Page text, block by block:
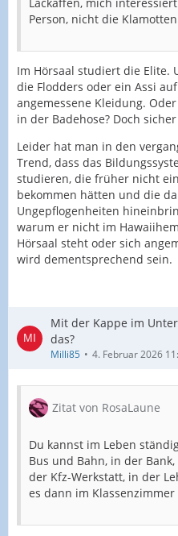
Person, nicht die
Im Hörsaal studiert die Elite.
die Flodders oder ein Assi
angemessene Kleidung.
in der Badehose? Doch
Leider hat man in den
Trend, dass das
studieren, die früher nicht
bekommen hätten und die
Ungepflogenheiten
warum er nicht im
Hörsaal steht oder sich
wird dementsprechend sein.
Mit der Kappe im
das?
Milli85 4. Februar 2026
Zitat von RosaLaune
Du kannst im Leben
Bus und Bahn, in der
der Kfz-Werkstatt, in der
es dann im